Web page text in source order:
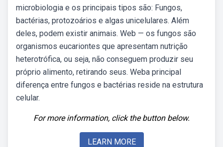
microbiologia e os principais tipos são: Fungos,
bactérias, protozoários e algas unicelulares. Além
deles, podem existir animais. Web — os fungos são
organismos eucariontes que apresentam nutrição
heterotrófica, ou seja, não conseguem produzir seu
próprio alimento, retirando seus. Weba principal
diferença entre fungos e bactérias reside na estrutura
celular.
For more information, click the button below.
LEARN MORE